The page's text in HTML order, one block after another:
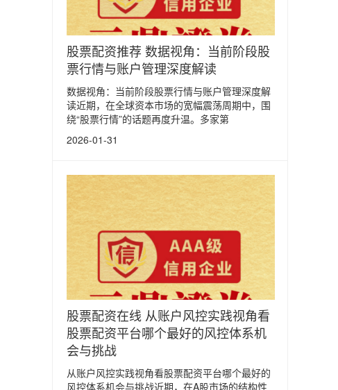
股票配资推荐 数据视角：当前阶段股
票行情与账户管理深度解读
数据视角：当前阶段股票行情与账户管理深度解
读近期，在全球资本市场的宽幅震荡周期中，围
绕“股票行情”的话题再度升温。多家第
2026-01-31
股票配资在线 从账户风控实践视角看
股票配资平台哪个最好的风控体系机
会与挑战
从账户风控实践视角看股票配资平台哪个最好的
风控体系机会与挑战近期，在A股市场的结构性